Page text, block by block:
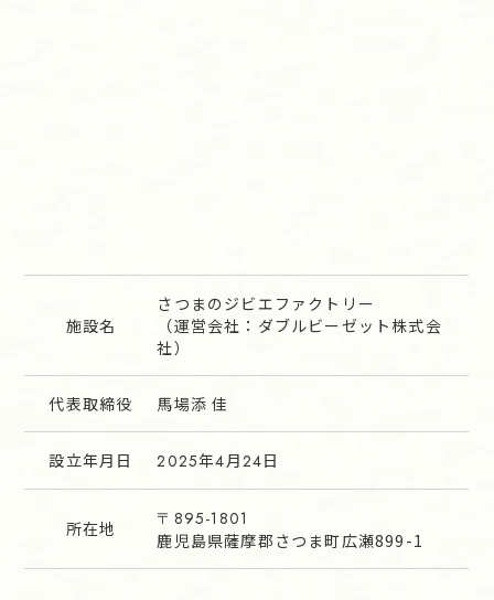
施設名
さつまのジビエファクトリー
（運営会社：ダブルビーゼット株式会
社）
代表取締役 馬場添 佳
設立年月日 2025年4月24日
所在地
〒895-1801
鹿児島県薩摩郡さつま町広瀬899-1